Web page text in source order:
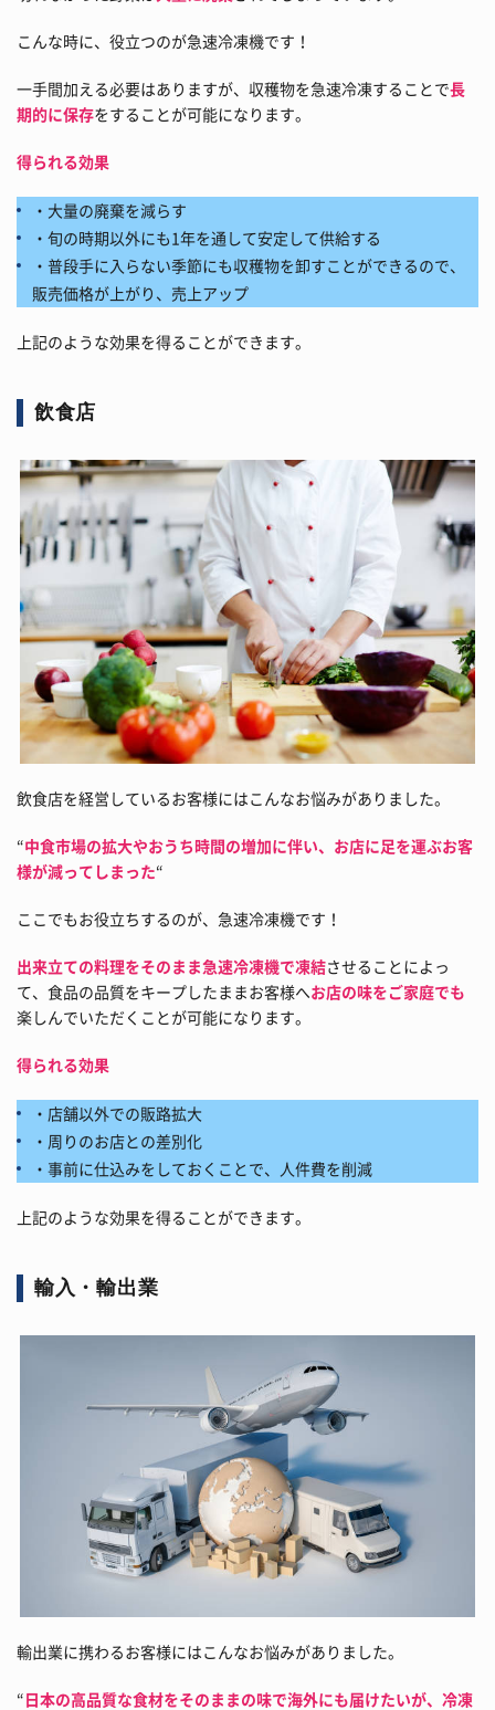
こんな時に、役立つのが急速冷凍機です！
一手間加える必要はありますが、収穫物を急速冷凍することで長
期的に保存をすることが可能になります。
得られる効果
・大量の廃棄を減らす
・旬の時期以外にも1年を通して安定して供給する
・普段手に入らない季節にも収穫物を卸すことができるので、
販売価格が上がり、売上アップ
上記のような効果を得ることができます。
飲食店
飲食店を経営しているお客様にはこんなお悩みがありました。
“中食市場の拡大やおうち時間の増加に伴い、お店に足を運ぶお客
様が減ってしまった“
ここでもお役立ちするのが、急速冷凍機です！
出来立ての料理をそのまま急速冷凍機で凍結させることによっ
て、食品の品質をキープしたままお客様へお店の味をご家庭でも
楽しんでいただくことが可能になります。
得られる効果
・店舗以外での販路拡大
・周りのお店との差別化
・事前に仕込みをしておくことで、人件費を削減
上記のような効果を得ることができます。
輸入・輸出業
輸出業に携わるお客様にはこんなお悩みがありました。
“日本の高品質な食材をそのままの味で海外にも届けたいが、冷凍